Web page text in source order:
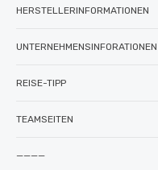
HERSTELLERINFORMATIONEN
UNTERNEHMENSINFORATIONEN
REISE-TIPP
TEAMSEITEN
————